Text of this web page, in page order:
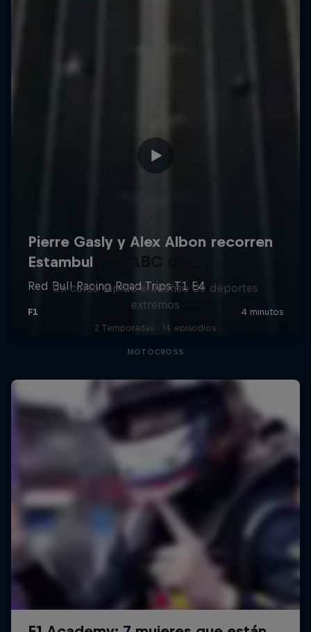
El ABC de...
Un curso rápido e intenso de deportes
extremos
2 Temporadas · 14 episodios
MOTOCROSS